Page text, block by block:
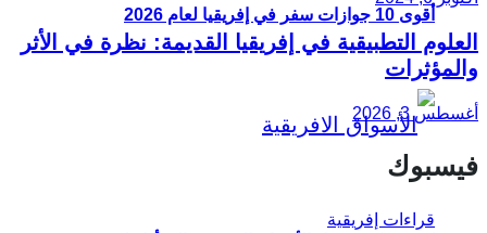
أقوى 10 جوازات سفر في إفريقيا لعام 2026
العلوم التطبيقية في إفريقيا القديمة: نظرة في الأثر
والمؤثرات
أغسطس 3, 2026
فيسبوك